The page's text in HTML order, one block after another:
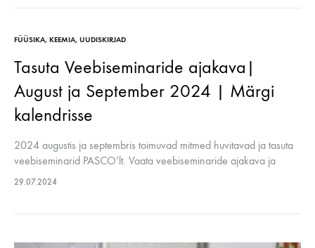
ülekannet…
FÜÜSIKA, KEEMIA, UUDISKIRJAD
Tasuta Veebiseminaride ajakava|
August ja September 2024 | Märgi
kalendrisse
2024 augustis ja septembris toimuvad mitmed huvitavad ja tasuta
veebiseminarid PASCO’lt. Vaata veebiseminaride ajakava ja
märgi endale kalendrisse, et maha mitte magada!
29.07.2024